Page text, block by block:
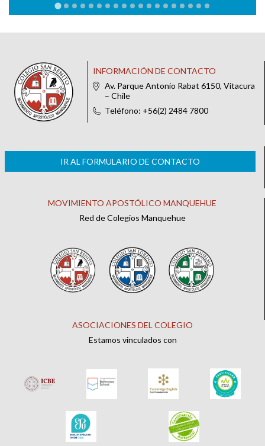
INFORMACIÓN DE CONTACTO
Av. Parque Antonio Rabat 6150, Vitacura
– Chile
Teléfono: +56(2) 2484 7800
IR AL FORMULARIO DE CONTACTO
MOVIMIENTO APOSTÓLICO MANQUEHUE
Red de Colegios Manquehue
ASOCIACIONES DEL COLEGIO
Estamos vinculados con